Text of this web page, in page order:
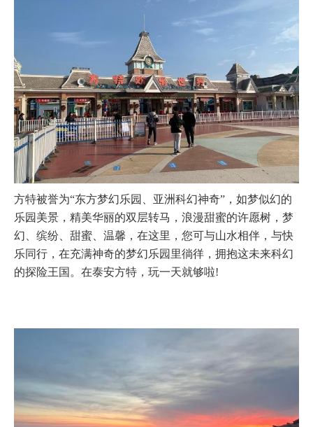
方特被誉为“东方梦幻乐园、亚洲科幻神奇”，如梦似幻的
乐园美景，精美华丽的双层转马，浪漫甜蜜的许愿树，梦
幻、缤纷、甜蜜、温馨，在这里，您可与山水相伴，与快
乐同行，在充满神奇的梦幻乐园里徜徉，拥抱这未来科幻
的探险王国。在泰安方特，玩一天就够啦!